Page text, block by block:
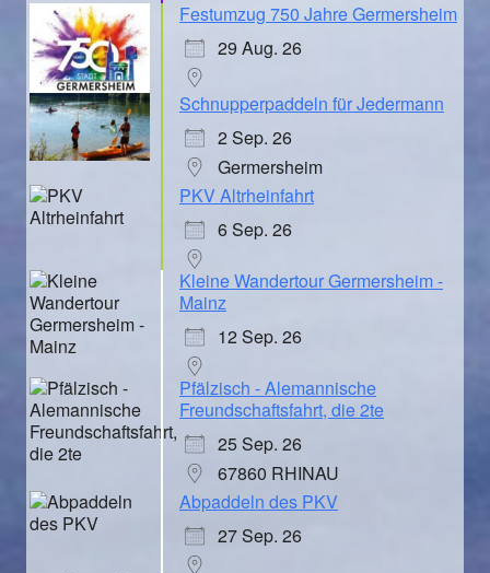
Festumzug 750 Jahre Germersheim
29 Aug. 26
Schnupperpaddeln für Jedermann
2 Sep. 26
Germersheim
PKV Altrheinfahrt
6 Sep. 26
Kleine Wandertour Germersheim -
Mainz
12 Sep. 26
Pfälzisch - Alemannische
Freundschaftsfahrt, die 2te
25 Sep. 26
67860 RHINAU
Abpaddeln des PKV
27 Sep. 26